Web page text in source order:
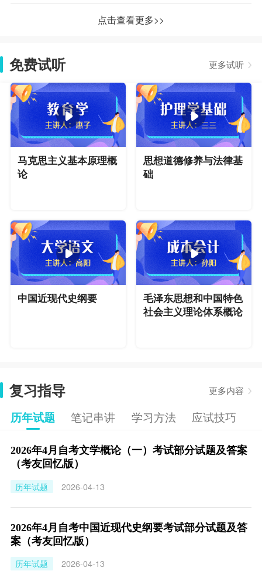
点击查看更多>>
免费试听 更多试听
马克思主义基本原理概
论
思想道德修养与法律基
础
中国近现代史纲要
毛泽东思想和中国特色
社会主义理论体系概论
复习指导 更多内容
历年试题 笔记串讲 学习方法 应试技巧
2026年4月自考文学概论（一）考试部分试题及答案
（考友回忆版）
历年试题
2026-04-13
2026年4月自考中国近现代史纲要考试部分试题及答
案（考友回忆版）
历年试题
2026-04-13